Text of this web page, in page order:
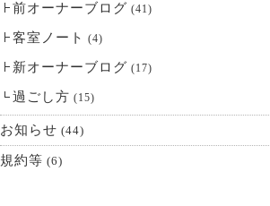
前オーナーブログ (41)
客室ノート (4)
新オーナーブログ (17)
過ごし方 (15)
お知らせ (44)
規約等 (6)